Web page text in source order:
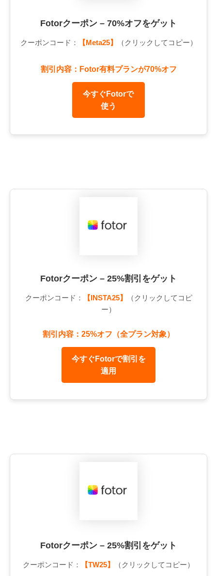
Fotorクーポン – 70%オフをゲット
クーポンコード： 【Meta25】 （クリックしてコピー）
割引内容：Fotor有料プランが70%オフ
今すぐFotorで
使う
Fotorクーポン – 25%割引をゲット
クーポンコード： 【INSTA25】
（クリックしてコピ
ー）
割引内容：25%オフ（全プラン対象）
今すぐFotorで割引を
適用
Fotorクーポン – 25%割引をゲット
クーポンコード： 【TW25】 （クリックしてコピー）